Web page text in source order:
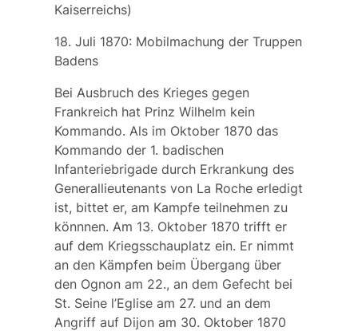
Kaiserreichs)
18. Juli 1870: Mobilmachung der Truppen
Badens
Bei Ausbruch des Krieges gegen
Frankreich hat Prinz Wilhelm kein
Kommando. Als im Oktober 1870 das
Kommando der 1. badischen
Infanteriebrigade durch Erkrankung des
Generallieutenants von La Roche erledigt
ist, bittet er, am Kampfe teilnehmen zu
könnnen. Am 13. Oktober 1870 trifft er
auf dem Kriegsschauplatz ein. Er nimmt
an den Kämpfen beim Übergang über
den Ognon am 22., an dem Gefecht bei
St. Seine l’Eglise am 27. und an dem
Angriff auf Dijon am 30. Oktober 1870